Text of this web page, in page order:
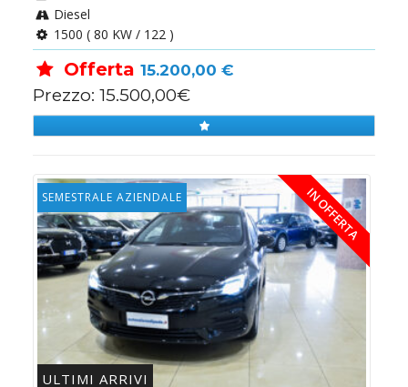
Diesel
1500 ( 80 KW / 122 )
Offerta 15.200,00 €
Prezzo: 15.500,00€
SEMESTRALE AZIENDALE
ULTIMI ARRIVI
IN OFFERTA